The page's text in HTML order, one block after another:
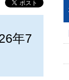
年7